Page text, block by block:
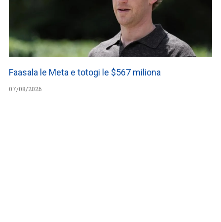
Faasala le Meta e totogi le $567 miliona
07/08/2026